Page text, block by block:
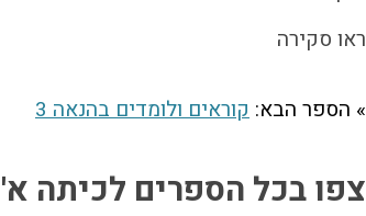
ראו סקירה
» הספר הבא: קוראים ולומדים בהנאה 3
צפו בכל הספרים לכיתה א'